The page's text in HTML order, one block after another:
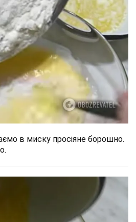
в миску просіяне борошно.